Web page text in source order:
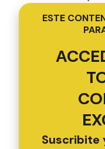
ESTE
Suscribite